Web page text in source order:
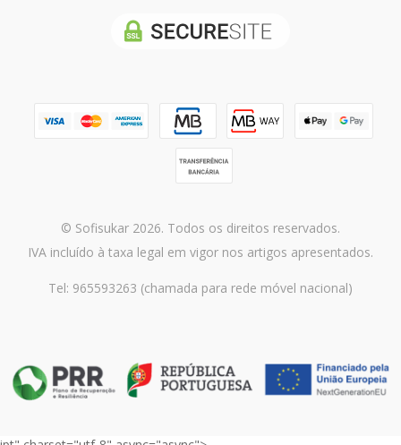
© Sofisukar 2026. Todos os direitos reservados.
IVA incluído à taxa legal em vigor nos artigos apresentados.
Tel: 965593263 (chamada para rede móvel nacional)